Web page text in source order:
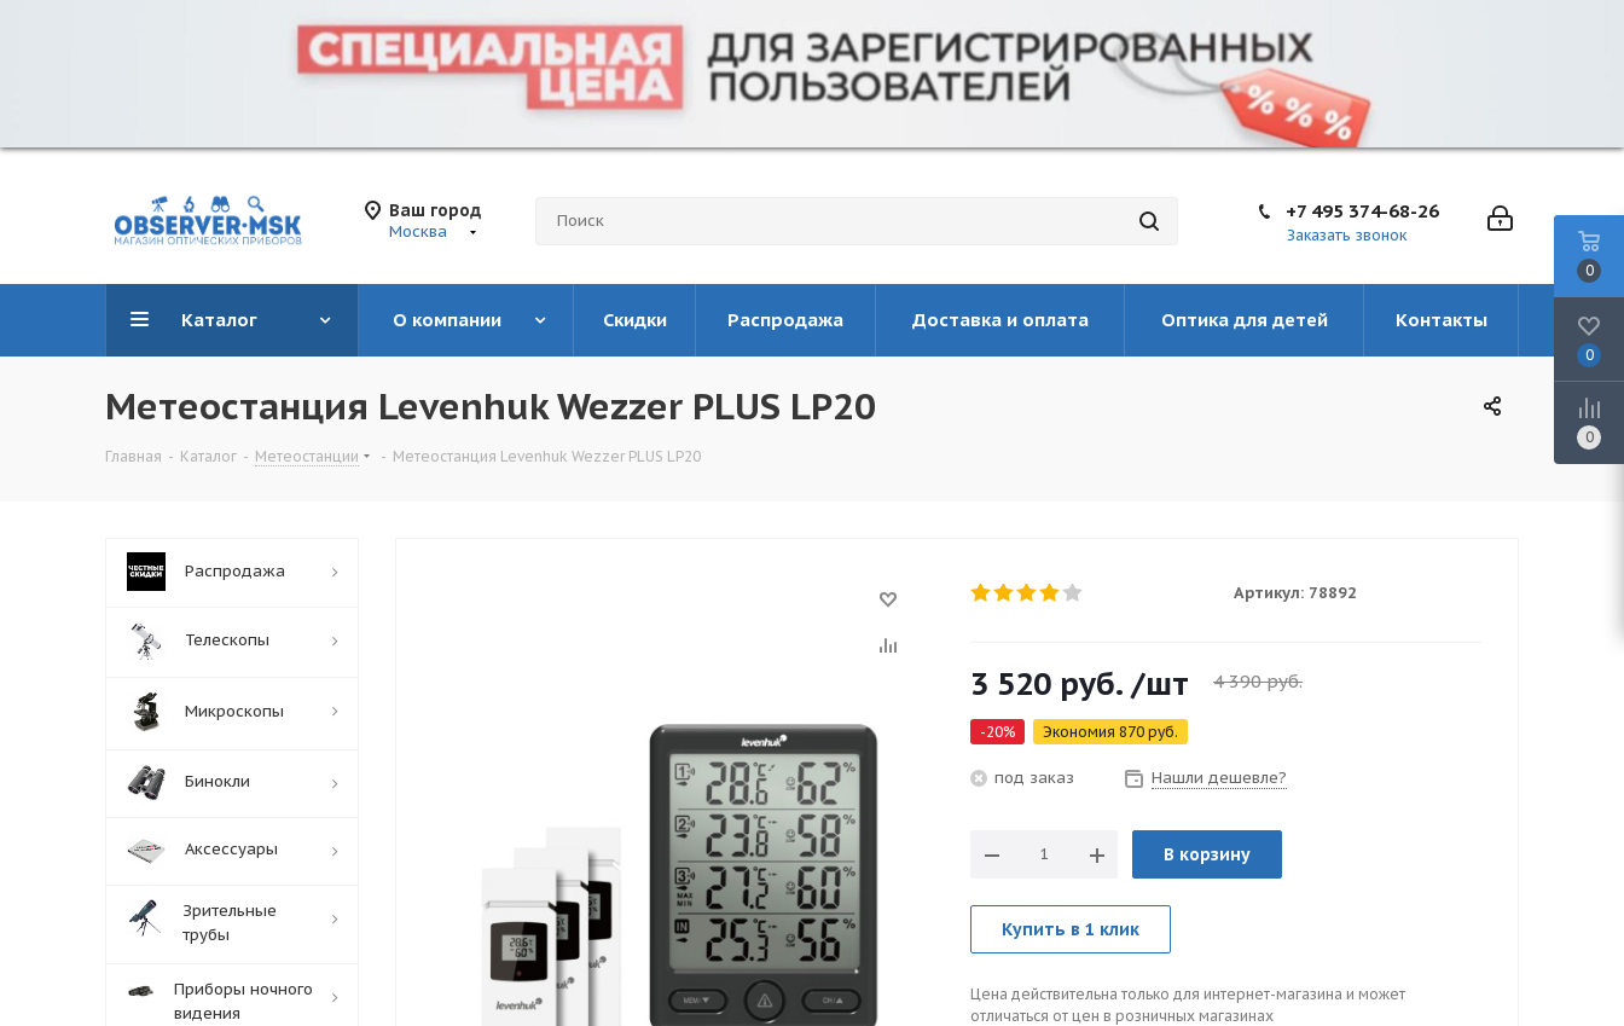
Ваш город
Москва
+7 495 374-68-26
Заказать звонок
Каталог О компании Скидки Распродажа Доставка и оплата Оптика для детей Контакты
Метеостанция Levenhuk Wezzer PLUS LP20
Главная - Каталог - Метеостанции - Метеостанция Levenhuk Wezzer PLUS LP20
Артикул: 78892
3 520 руб. /шт 4 390руб.
-20% Экономия 870 руб.
под заказ Нашли дешевле?
В корзину
Купить в 1 клик
Цена действительна только для интернет-магазина и может
отличаться от цен в розничных магазинах
Распродажа
Телескопы
Микроскопы
Бинокли
Аксессуары
Зрительные
трубы
Приборы ночного
видения
0
0
0